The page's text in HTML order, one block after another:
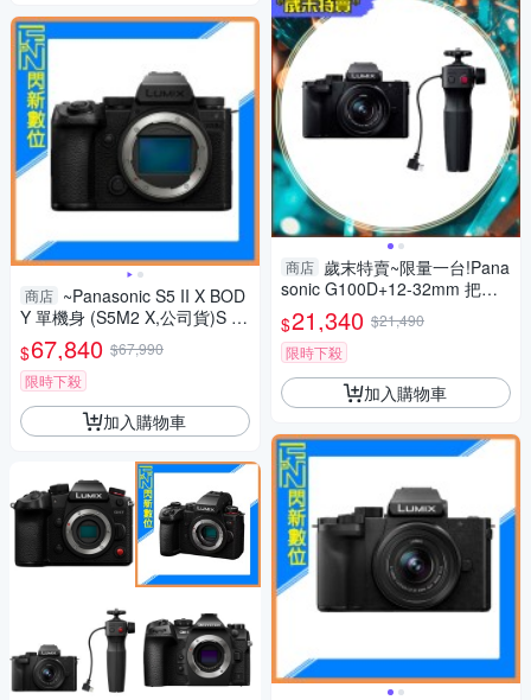
商店 ~Panasonic S5 II X BOD
Y 單機身 (S5M2 X,公司貨)S 5II
$67,840 $67,990
限時下殺
加入購物車
商店 歲末特賣~限量一台!Pana
sonic G100D+12-32mm 把手
組(G100D+1232+SHGR2，公
司貨)
$21,340 $21,490
限時下殺
加入購物車